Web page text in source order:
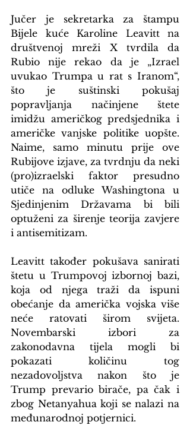
Jučer je sekretarka za štampu
Bijele kuće Karoline Leavitt na
društvenoj mreži X tvrdila da
Rubio nije rekao da je „Izrael
uvukao Trumpa u rat s Iranom“,
što je suštinski pokušaj
popravljanja načinjene štete
imidžu američkog predsjednika i
američke vanjske politike uopšte.
Naime, samo minutu prije ove
Rubijove izjave, za tvrdnju da neki
(pro)izraelski faktor presudno
utiče na odluke Washingtona u
Sjedinjenim Državama bi bili
optuženi za širenje teorija zavjere
i antisemitizam.
Leavitt također pokušava sanirati
štetu u Trumpovoj izbornoj bazi,
koja od njega traži da ispuni
obećanje da američka vojska više
neće ratovati širom svijeta.
Novembarski izbori za
zakonodavna tijela mogli bi
pokazati količinu tog
nezadovoljstva nakon što je
Trump prevario birače, pa čak i
zbog Netanyahua koji se nalazi na
međunarodnoj potjernici.